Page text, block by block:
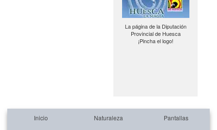
La página de la Diputación
Provincial de Huesca
¡Pincha el logo!
Inicio Naturaleza Pantallas